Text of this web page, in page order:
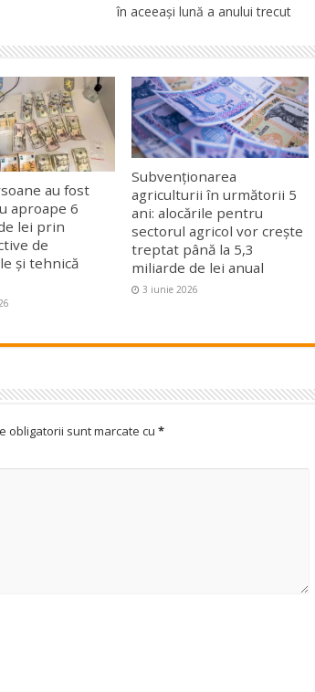
în aceeași lună a anului trecut
au fost
aproape 6
lei prin
de
și tehnică
Subvenționarea
agriculturii în următorii 5
ani: alocările pentru
sectorul agricol vor crește
treptat până la 5,3
miliarde de lei anual
3 iunie 2026
obligatorii sunt marcate cu *